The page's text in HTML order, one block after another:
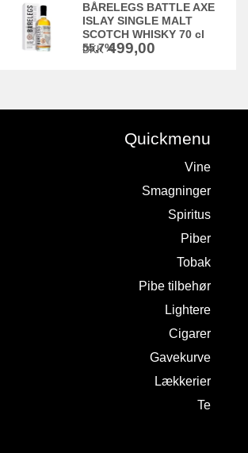
BÅRELEGS BATTLE AXE
ISLAY SINGLE MALT
SCOTCH WHISKY 70 cl
55,7%
DKK499,00
Quickmenu
Vine
Smagninger
Spiritus
Piber
Tobak
Pibe tilbehør
Lightere
Cigarer
Gavekurve
Lækkerier
Te